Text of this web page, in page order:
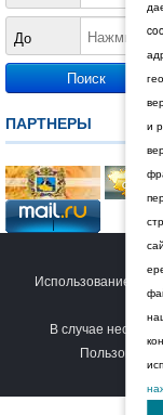
До
ПАРТНЕРЫ
©
Использование
В случае
и